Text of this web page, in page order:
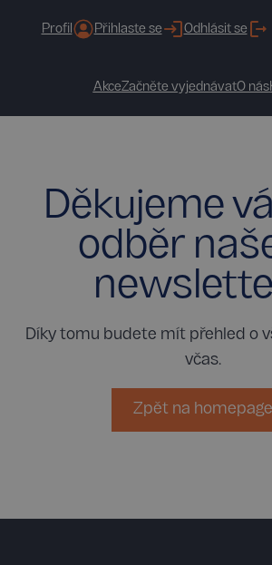
Profil Přihlaste se Odhlásit se
AkceZačněte vyjednávatO nás
Děkujeme
odběr
Díky tomu budete mít přehled o
včas.
Zpět na homepage